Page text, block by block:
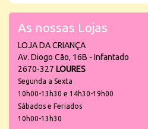
As nossas Lojas
LOJA DA CRIANÇA
Av. Diogo Cão, 16B - Infantado
2670-327 LOURES
Segunda a Sexta
10h00-13h30 e 14h30-19h00
Sábados e Feriados
10h00-13h30